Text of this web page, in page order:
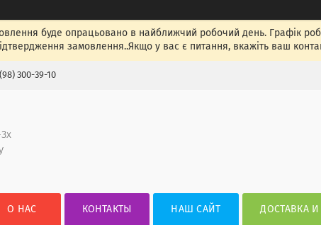
буде опрацьовано в найближчий робочий день. Графік
замовлення..Якщо у вас є питання, вкажіть ваш
300-39-10
О НАС КОНТАКТЫ НАШ САЙТ ДОСТАВКА И